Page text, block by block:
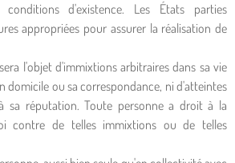
d'existence. Les États parties
appropriées pour assurer la réalisation de
l'objet d'immixtions arbitraires dans sa vie
domicile ou sa correspondance, ni d'atteintes
sa réputation. Toute personne a droit à la
contre de telles immixtions ou de telles